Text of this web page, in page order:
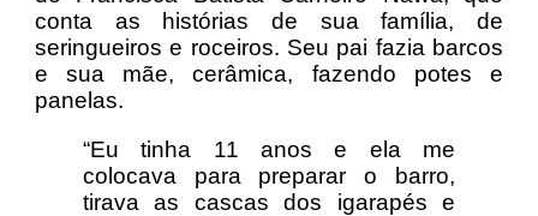
conta as histórias de sua família, de
seringueiros e roceiros. Seu pai fazia barcos
e sua mãe, cerâmica, fazendo potes e
panelas.
“Eu tinha 11 anos e ela me
colocava para preparar o barro,
tirava as cascas dos igarapés e